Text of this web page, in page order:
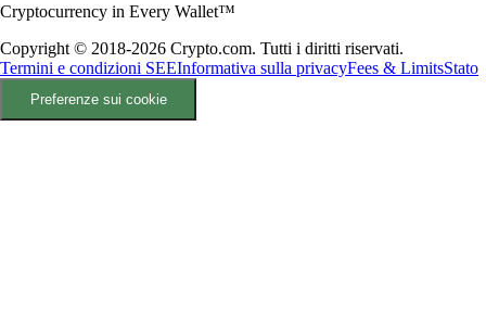
Cryptocurrency in Every Wallet™
Copyright © 2018-2026 Crypto.com. Tutti i diritti riservati.
Termini e condizioni SEEInformativa sulla privacyFees & LimitsStato
Preferenze sui cookie